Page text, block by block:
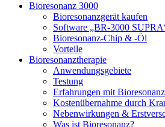
Bioresonanz 3000
Bioresonanzgerät kaufen
Software „BR-3000
Bioresonanz-Chip & -Öl
Vorteile
Bioresonanztherapie
Anwendungsgebiete
Testung
Erfahrungen mit Bioresonanz
Kostenübernahme durch
Nebenwirkungen &
Was ist Bioresonanz?